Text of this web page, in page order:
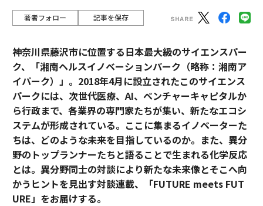
著者フォロー 記事を保存
神奈川県藤沢市に位置する日本最大級のサイエンスパー
ク、「湘南ヘルスイノベーションパーク（略称：湘南ア
イパーク）」。2018年4月に設立されたこのサイエンス
パークには、次世代医療、AI、ベンチャーキャピタルか
ら行政まで、各業界の専門家たちが集い、新たなエコシ
ステムが形成されている。ここに集まるイノベーターた
ちは、どのような未来を目指しているのか。また、異分
野のトップランナーたちと語ることで生まれる化学反応
とは。異分野同士の対談により新たな未来像とそこへ向
かうヒントを見出す対談連載、「FUTURE meets FUT
URE」をお届けする。